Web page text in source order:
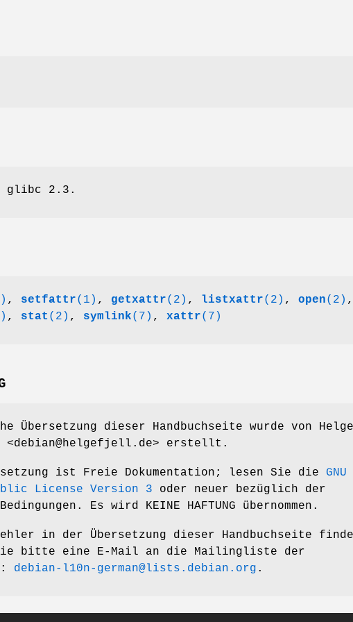
glibc 2.3.
, setfattr(1) , getxattr(2) , listxattr(2) , open(2) ,
, stat (2) , symlink(7) , xattr(7)
Übersetzung dieser Handbuchseite wurde von Helge
<debian@helgefjell.de> erstellt.
ist Freie Dokumentation; lesen Sie die GNU
License Version 3 oder neuer bezüglich der
Es wird KEINE HAFTUNG übernommen.
in der Übersetzung dieser Handbuchseite
bitte eine E-Mail an die Mailingliste der
debian-l10n-german@lists.debian.org .